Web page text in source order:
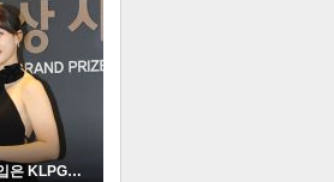
포토
드레스로 갈아입은 KLPGA …